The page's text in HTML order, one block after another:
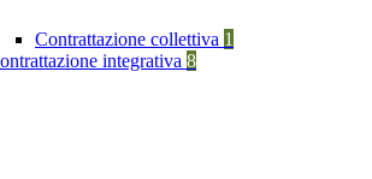
Contrattazione collettiva 1
integrativa 8